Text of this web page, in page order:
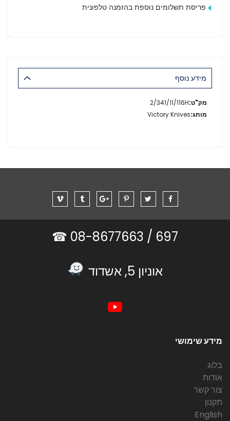
פריסת תשלומים נוספת בהזמנה טלפונית
מידע נוסף
מידע
נוסף
2/341/11/116H
Victory Knives
697 /
אוניון 5, אשדוד
מידע שימושי
בלוג
אודות
צור קשר
תקנון
English